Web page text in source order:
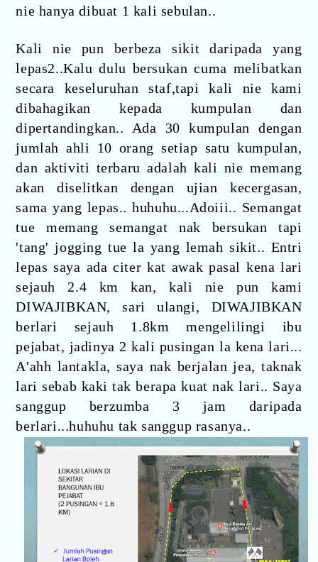
nie hanya dibuat 1 kali sebulan..
Kali nie pun berbeza sikit daripada yang
lepas2..Kalu dulu bersukan cuma melibatkan
secara keseluruhan staf,tapi kali nie kami
dibahagikan kepada kumpulan dan
dipertandingkan.. Ada 30 kumpulan dengan
jumlah ahli 10 orang setiap satu kumpulan,
dan aktiviti terbaru adalah kali nie memang
akan diselitkan dengan ujian kecergasan,
sama yang lepas.. huhuhu...Adoiii.. Semangat
tue memang semangat nak bersukan tapi
'tang' jogging tue la yang lemah sikit.. Entri
lepas saya ada citer kat awak pasal kena lari
sejauh 2.4 km kan, kali nie pun kami
DIWAJIBKAN, sari ulangi, DIWAJIBKAN
berlari sejauh 1.8km mengelilingi ibu
pejabat, jadinya 2 kali pusingan la kena lari...
A'ahh lantakla, saya nak berjalan jea, taknak
lari sebab kaki tak berapa kuat nak lari.. Saya
sanggup berzumba 3 jam daripada
berlari...huhuhu tak sanggup rasanya..